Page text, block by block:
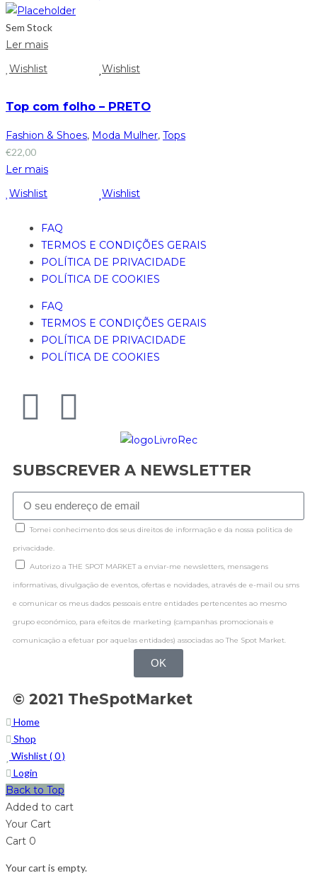
Sem Stock
Ler mais
Wishlist
Wishlist
Top com folho – PRETO
Fashion & Shoes, Moda Mulher, Tops
€22,00
Ler mais
Wishlist
Wishlist
FAQ
TERMOS E CONDIÇÕES GERAIS
POLÍTICA DE PRIVACIDADE
POLÍTICA DE COOKIES
FAQ
TERMOS E CONDIÇÕES GERAIS
POLÍTICA DE PRIVACIDADE
POLÍTICA DE COOKIES
SUBSCREVER A NEWSLETTER
Tomei conhecimento dos seus direitos de informação e da nossa politica de
privacidade.
Autorizo a THE SPOT MARKET a enviar-me newsletters, mensagens
informativas, divulgação de eventos, ofertas e novidades, através de e-mail ou sms
e comunicar os meus dados pessoais entre entidades pertencentes ao mesmo
grupo económico, para efeitos de marketing (campanhas promocionais e
comunicação a efetuar por aquelas entidades) associadas ao The Spot Market.
OK
© 2021 TheSpotMarket
Home
Shop
Wishlist (0)
Login
Back to Top
Added to cart
Your Cart
Cart 0
Your cart is empty.